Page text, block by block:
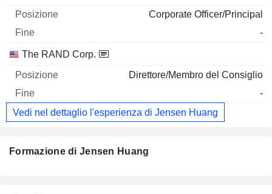
Corporate Officer/Principal
-
The RAND Corp.
Direttore/Membro del Consiglio
-
Vedi nel dettaglio l'esperienza di Jensen Huang
Formazione di Jensen Huang